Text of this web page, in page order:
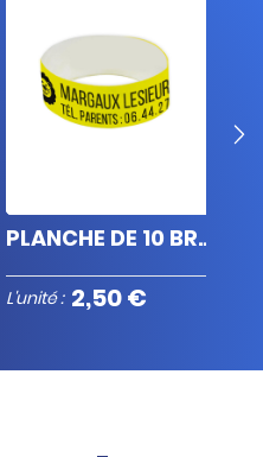
PLANCHE DE 10 BRACELETS
L'unité : 2,50 €